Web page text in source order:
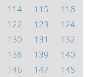
114 115
116
122 123
124
130 131
132
138 139
140
146 147
148